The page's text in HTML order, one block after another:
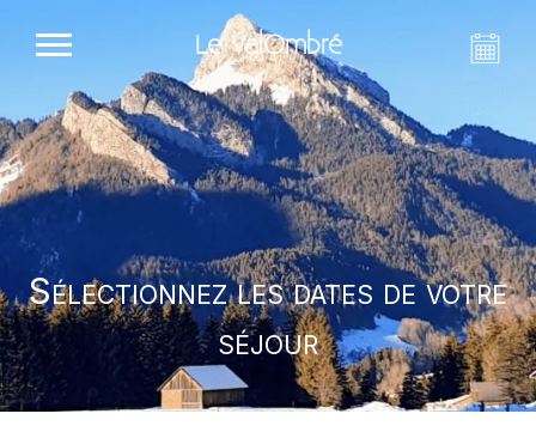
Le ValOmbré
Sélectionnez les dates de votre
séjour